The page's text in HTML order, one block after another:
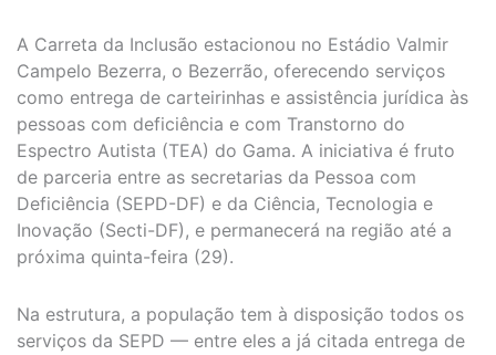
A Carreta da Inclusão estacionou no Estádio Valmir
Campelo Bezerra, o Bezerrão, oferecendo serviços
como entrega de carteirinhas e assistência jurídica às
pessoas com deficiência e com Transtorno do
Espectro Autista (TEA) do Gama. A iniciativa é fruto
de parceria entre as secretarias da Pessoa com
Deficiência (SEPD-DF) e da Ciência, Tecnologia e
Inovação (Secti-DF), e permanecerá na região até a
próxima quinta-feira (29).
Na estrutura, a população tem à disposição todos os
serviços da SEPD — entre eles a já citada entrega de